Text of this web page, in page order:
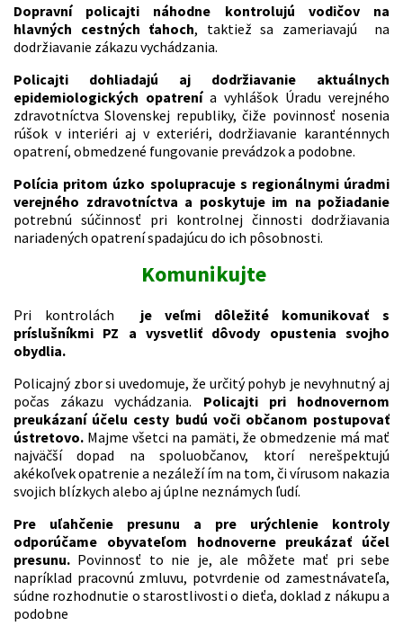
Dopravní policajti
náhodne kontrolujú vodičov na
hlavných cestných ťahoch, taktiež sa zameriavajú na
dodržiavanie zákazu vychádzania.
Policajti dohliadajú aj dodržiavanie aktuálnych
epidemiologických opatrenía vyhlášok Úradu verejného
zdravotníctva Slovenskej republiky, čiže povinnosť nosenia
rúšok v interiéri aj v exteriéri, dodržiavanie karanténnych
opatrení, obmedzené fungovanie prevádzok a podobne.
Polícia pritom úzko spolupracuje s regionálnymi úradmi
verejného zdravotníctva a poskytuje im na požiadanie
potrebnú súčinnosť pri kontrolnej činnosti dodržiavania
nariadených opatrení spadajúcu do ich pôsobnosti.
Komunikujte
Pri kontrolách je veľmi dôležité komunikovať s
príslušníkmi PZ a vysvetliť dôvody opustenia svojho
obydlia.
Policajný zbor si uvedomuje, že určitý pohyb je nevyhnutný aj
počas zákazu vychádzania. Policajti pri hodnovernom
preukázaní účelu cesty budú voči občanom postupovať
ústretovo. Majme všetci na pamäti, že obmedzenie má mať
najväčší dopad na spoluobčanov, ktorí nerešpektujú
akékoľvek opatrenie a nezáleží ím na tom, či vírusom nakazia
svojich blízkych alebo aj úplne neznámych ľudí.
Pre uľahčenie presunu a pre urýchlenie kontroly
odporúčame obyvateľom hodnoverne preukázať účel
presunu. Povinnosť to nie je, ale môžete mať pri sebe
napríklad pracovnú zmluvu, potvrdenie od zamestnávateľa,
súdne rozhodnutie o starostlivosti o dieťa, doklad z nákupu a
podobne